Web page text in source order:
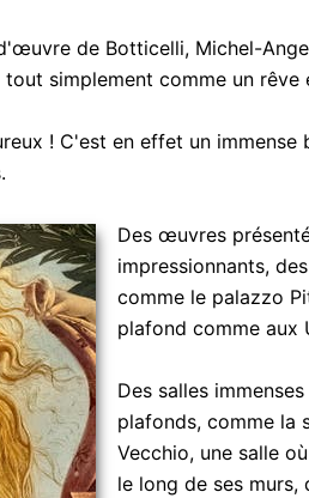
de Botticelli, Michel-
simplement comme un rêve
! C'est en effet un
Des œuvres
impressionnants,
comme le palazzo
plafond comme aux
Des salles
plafonds, comme la
Vecchio, une salle
le long de ses murs,